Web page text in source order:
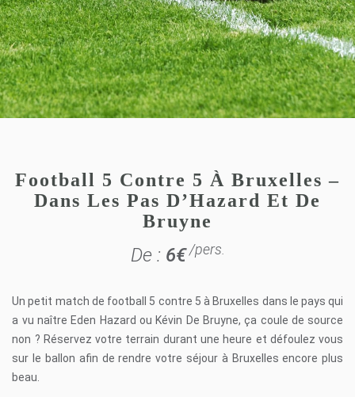
Football 5 Contre 5 À Bruxelles –
Dans Les Pas D’Hazard Et De
Bruyne
De : 6€/pers.
Un petit match de football 5 contre 5 à Bruxelles dans le pays qui
a vu naître Eden Hazard ou Kévin De Bruyne, ça coule de source
non ? Réservez votre terrain durant une heure et défoulez vous
sur le ballon afin de rendre votre séjour à Bruxelles encore plus
beau.